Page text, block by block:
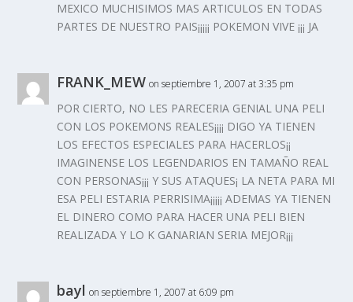
MEXICO MUCHISIMOS MAS ARTICULOS EN TODAS
PARTES DE NUESTRO PAIS¡¡¡¡¡ POKEMON VIVE ¡¡¡ JA
FRANK_MEW on septiembre 1, 2007 at 3:35 pm
POR CIERTO, NO LES PARECERIA GENIAL UNA PELI
CON LOS POKEMONS REALES¡¡¡¡ DIGO YA TIENEN
LOS EFECTOS ESPECIALES PARA HACERLOS¡¡
IMAGINENSE LOS LEGENDARIOS EN TAMAÑO REAL
CON PERSONAS¡¡¡ Y SUS ATAQUES¡ LA NETA PARA MI
ESA PELI ESTARIA PERRISIMA¡¡¡¡¡ ADEMAS YA TIENEN
EL DINERO COMO PARA HACER UNA PELI BIEN
REALIZADA Y LO K GANARIAN SERIA MEJOR¡¡¡
bayl on septiembre 1, 2007 at 6:09 pm